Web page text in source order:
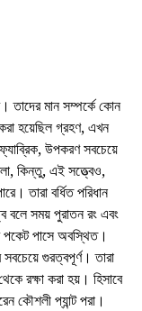
তাদের মান সম্পর্কে কোন
করা হয়েছিল গ্রহণ, এখন
উপকরণ সবচেয়ে
কিন্তু, এই সত্ত্বেও,
তারা বর্ধিত পরিধান
বলে সময় পুরাতন রং এবং
পকেট পাসে অবস্থিত।
গুরত্বপূর্ণ। তারা
রক্ষা করা হয়। হিসাবে
কৌশলী প্যান্ট পরা।